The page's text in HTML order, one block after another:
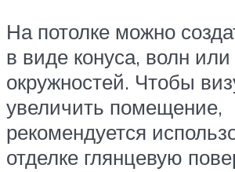
На потолке можно
в виде конуса, волн или
окружностей. Чтобы
увеличить помещение,
рекомендуется
отделке глянцевую